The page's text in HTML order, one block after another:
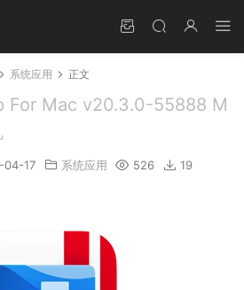
系统应用 正文
For Mac v20.3.0-55888 M
04-17 系统应用 526
19